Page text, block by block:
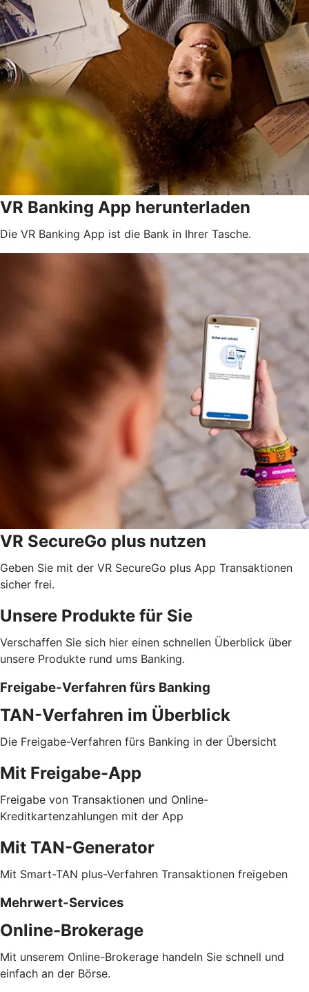
VR Banking App herunterladen
Die VR Banking App ist die Bank in Ihrer Tasche.
VR SecureGo plus nutzen
Geben Sie mit der VR SecureGo plus App Transaktionen
sicher frei.
Unsere Produkte für Sie
Verschaffen Sie sich hier einen schnellen Überblick über
unsere Produkte rund ums Banking.
Freigabe-Verfahren fürs Banking
TAN-Verfahren im Überblick
Die Freigabe-Verfahren fürs Banking in der Übersicht
Mit Freigabe-App
Freigabe von Transaktionen und Online-
Kreditkartenzahlungen mit der App
Mit TAN-Generator
Mit Smart-TAN plus-Verfahren Transaktionen freigeben
Mehrwert-Services
Online-Brokerage
Mit unserem Online-Brokerage handeln Sie schnell und
einfach an der Börse.